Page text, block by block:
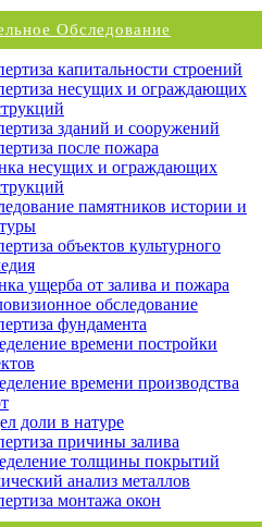
Обследование
капитальности строений
несущих и ограждающих
зданий и сооружений
после пожара
несущих и ограждающих
памятников истории и
объектов культурного
ущерба от залива и пожара
обследование
фундамента
времени постройки
времени производства
доли в натуре
причины залива
толщины покрытий
анализ металлов
монтажа окон